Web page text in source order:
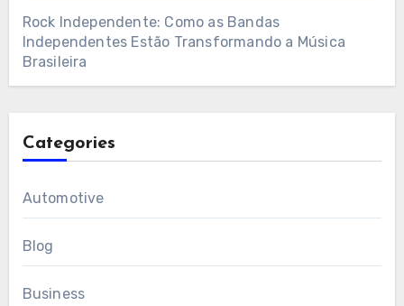
Rock Independente: Como as Bandas
Independentes Estão Transformando a Música
Brasileira
Categories
Automotive
Blog
Business